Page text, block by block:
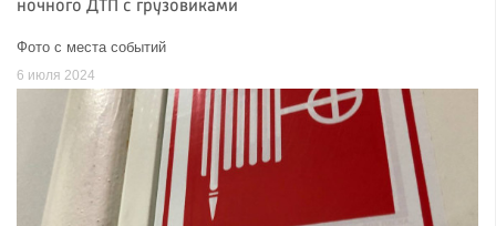
ночного ДТП с грузовиками
Фото с места событий
6 июля 2024